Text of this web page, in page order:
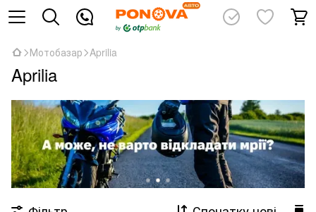
Мотобазар Aprilia
Aprilia